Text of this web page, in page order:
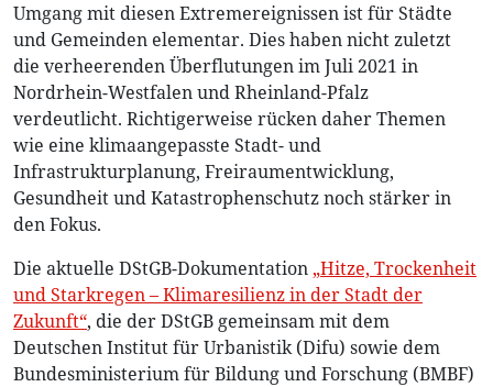
Umgang mit diesen Extremereignissen ist für Städte
und Gemeinden elementar. Dies haben nicht zuletzt
die verheerenden Überflutungen im Juli 2021 in
Nordrhein-Westfalen und Rheinland-Pfalz
verdeutlicht. Richtigerweise rücken daher Themen
wie eine klimaangepasste Stadt- und
Infrastrukturplanung, Freiraumentwicklung,
Gesundheit und Katastrophenschutz noch stärker in
den Fokus.
Die aktuelle DStGB-Dokumentation „Hitze, Trockenheit
und Starkregen – Klimaresilienz in der Stadt der
Zukunft“, die der DStGB gemeinsam mit dem
Deutschen Institut für Urbanistik (Difu) sowie dem
Bundesministerium für Bildung und Forschung (BMBF)